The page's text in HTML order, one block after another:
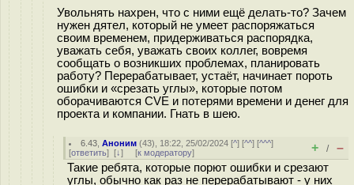
Увольнять нахрен, что с ними ещё делать-то? Зачем
нужен дятел, который не умеет распоряжаться
своим временем, придерживаться распорядка,
уважать себя, уважать своих коллег, вовремя
сообщать о возникших проблемах, планировать
работу? Перерабатывает, устаёт, начинает пороть
ошибки и «срезать углы», которые потом
оборачиваются CVE и потерями времени и денег для
проекта и компании. Гнать в шею.
6.43 ,Аноним (43), 18:22, 25/02/2024 [^] [^^] [^^^]
[ответить] [↓] [к модератору] + / –
Такие ребята, которые порют ошибки и срезают
углы, обычно как раз не перерабатывают - у них